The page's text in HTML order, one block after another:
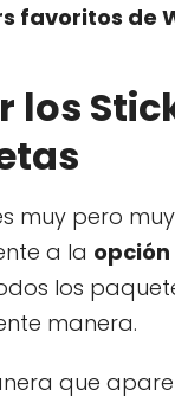
favoritos de
los
muy pero
a la opción
los
manera.
que